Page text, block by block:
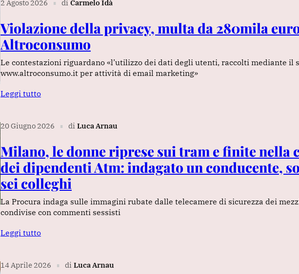
2 Agosto 2026 ∎ di Carmelo Idà
Violazione della privacy, multa da 280mila
Altroconsumo
Le contestazioni riguardano «l’utilizzo dei dati degli utenti, raccolti mediante il
www.altroconsumo.it per attività di email marketing»
Leggi tutto
20 Giugno 2026 ∎ di Luca Arnau
Milano, le donne riprese sui tram e finite nella
dei dipendenti Atm: indagato un conducente,
sei colleghi
La Procura indaga sulle immagini rubate dalle telecamere di sicurezza dei
condivise con commenti sessisti
Leggi tutto
14 Aprile 2026 ∎ di Luca Arnau